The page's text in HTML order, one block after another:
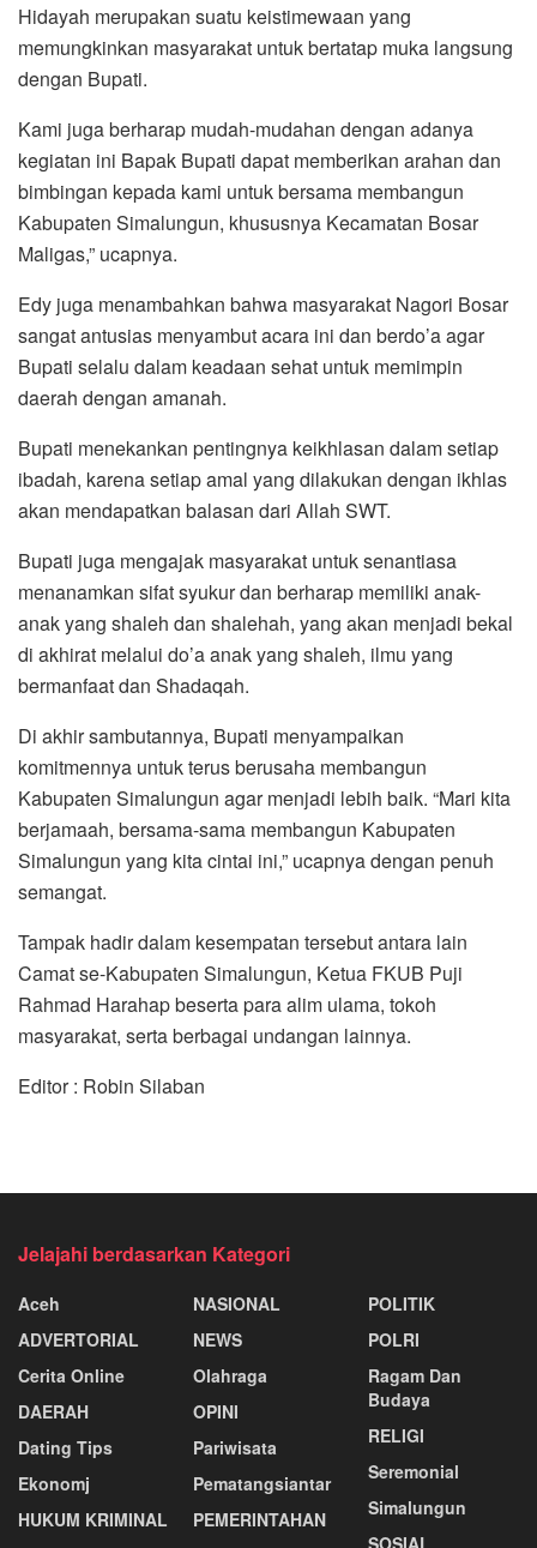
Hidayah merupakan suatu keistimewaan yang
memungkinkan masyarakat untuk bertatap muka langsung
dengan Bupati.
Kami juga berharap mudah-mudahan dengan adanya
kegiatan ini Bapak Bupati dapat memberikan arahan dan
bimbingan kepada kami untuk bersama membangun
Kabupaten Simalungun, khususnya Kecamatan Bosar
Maligas,” ucapnya.
Edy juga menambahkan bahwa masyarakat Nagori Bosar
sangat antusias menyambut acara ini dan berdo’a agar
Bupati selalu dalam keadaan sehat untuk memimpin
daerah dengan amanah.
Bupati menekankan pentingnya keikhlasan dalam setiap
ibadah, karena setiap amal yang dilakukan dengan ikhlas
akan mendapatkan balasan dari Allah SWT.
Bupati juga mengajak masyarakat untuk senantiasa
menanamkan sifat syukur dan berharap memiliki anak-
anak yang shaleh dan shalehah, yang akan menjadi bekal
di akhirat melalui do’a anak yang shaleh, ilmu yang
bermanfaat dan Shadaqah.
Di akhir sambutannya, Bupati menyampaikan
komitmennya untuk terus berusaha membangun
Kabupaten Simalungun agar menjadi lebih baik. “Mari kita
berjamaah, bersama-sama membangun Kabupaten
Simalungun yang kita cintai ini,” ucapnya dengan penuh
semangat.
Tampak hadir dalam kesempatan tersebut antara lain
Camat se-Kabupaten Simalungun, Ketua FKUB Puji
Rahmad Harahap beserta para alim ulama, tokoh
masyarakat, serta berbagai undangan lainnya.
Editor : Robin Silaban
Jelajahi berdasarkan Kategori
Aceh
ADVERTORIAL
Cerita Online
DAERAH
Dating Tips
Ekonomj
HUKUM KRIMINAL
NASIONAL
NEWS
Olahraga
OPINI
Pariwisata
Pematangsiantar
PEMERINTAHAN
POLITIK
POLRI
Ragam Dan
Budaya
RELIGI
Seremonial
Simalungun
SOSIAL